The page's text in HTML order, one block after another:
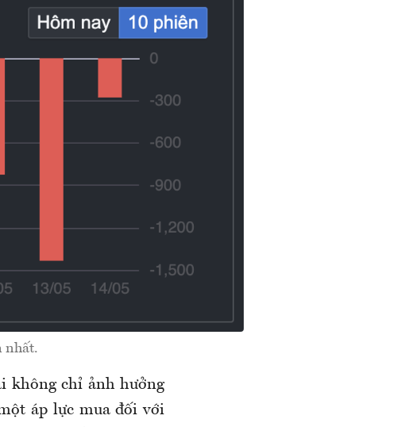
nhất.
không chỉ ảnh hưởng
áp lực mua đối với